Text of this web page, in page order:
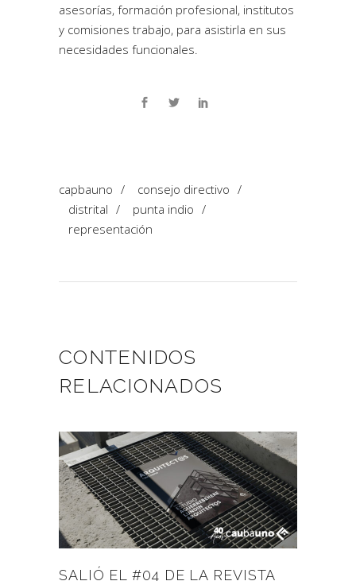
asesorías, formación profesional, institutos
y comisiones trabajo, para asistirla en sus
necesidades funcionales.
capbauno / consejo directivo /
distrital / punta indio /
representación
CONTENIDOS
RELACIONADOS
SALIÓ EL #04 DE LA REVISTA